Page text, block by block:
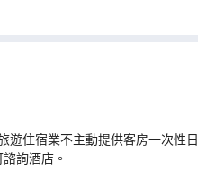
住宿業不主動提供客房一次性
詢酒店。